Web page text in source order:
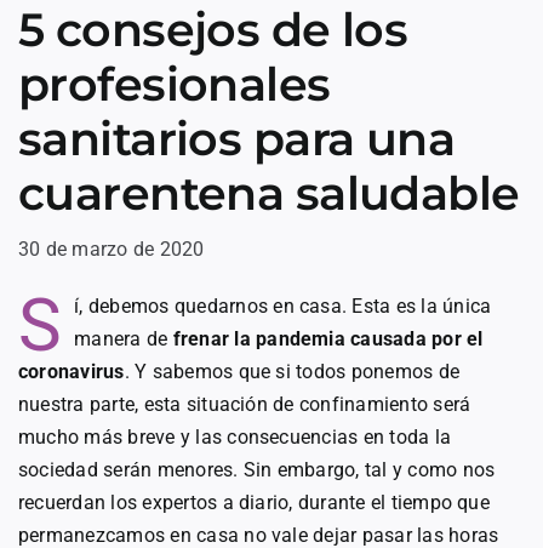
5 consejos de los
profesionales
sanitarios para una
cuarentena saludable
30 de marzo de 2020
S
í, debemos quedarnos en casa. Esta es la única
manera de frenar la pandemia causada por el
coronavirus. Y sabemos que si todos ponemos de
nuestra parte, esta situación de confinamiento será
mucho más breve y las consecuencias en toda la
sociedad serán menores. Sin embargo, tal y como nos
recuerdan los expertos a diario, durante el tiempo que
permanezcamos en casa no vale dejar pasar las horas